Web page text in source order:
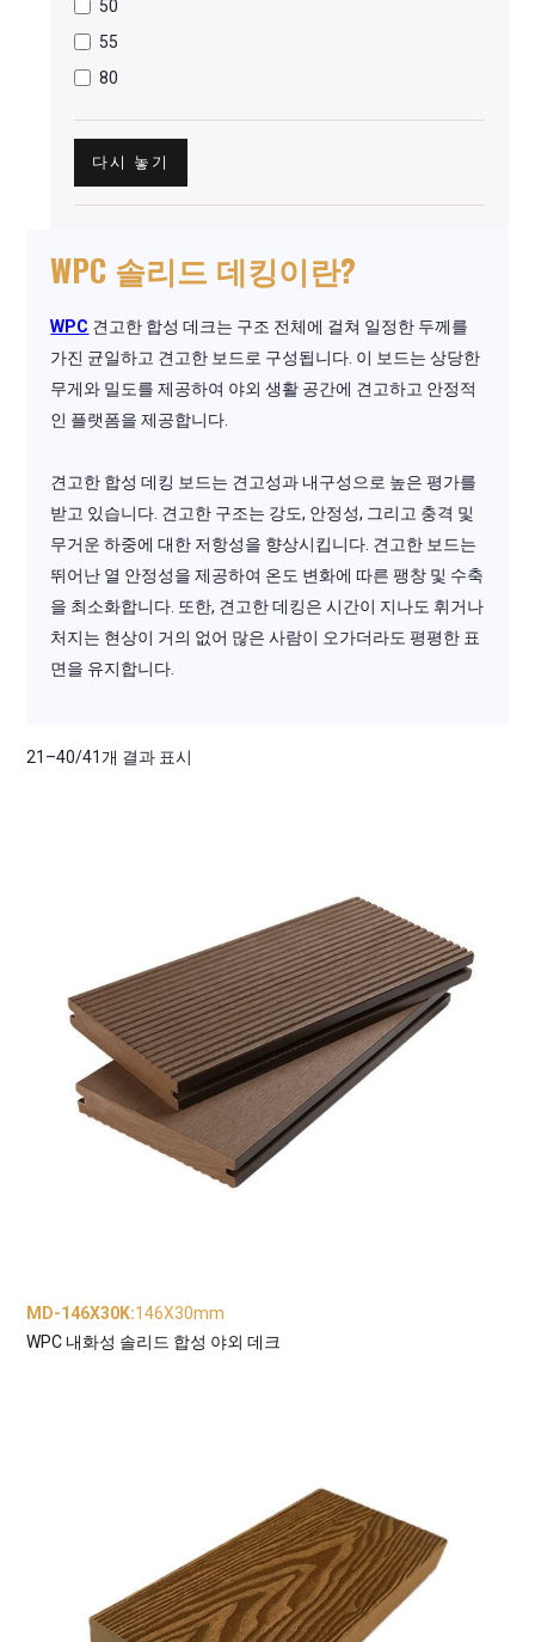
50
55
80
다시 놓기
WPC 솔리드 데킹이란?
WPC 견고한 합성 데크는 구조 전체에 걸쳐 일정한 두께를
가진 균일하고 견고한 보드로 구성됩니다. 이 보드는 상당한
무게와 밀도를 제공하여 야외 생활 공간에 견고하고 안정적
인 플랫폼을 제공합니다.
견고한 합성 데킹 보드는 견고성과 내구성으로 높은 평가를
받고 있습니다. 견고한 구조는 강도, 안정성, 그리고 충격 및
무거운 하중에 대한 저항성을 향상시킵니다. 견고한 보드는
뛰어난 열 안정성을 제공하여 온도 변화에 따른 팽창 및 수축
을 최소화합니다. 또한, 견고한 데킹은 시간이 지나도 휘거나
처지는 현상이 거의 없어 많은 사람이 오가더라도 평평한 표
면을 유지합니다.
21–40/41개 결과 표시
MD-146X30K:146X30mm
WPC 내화성 솔리드 합성 야외 데크